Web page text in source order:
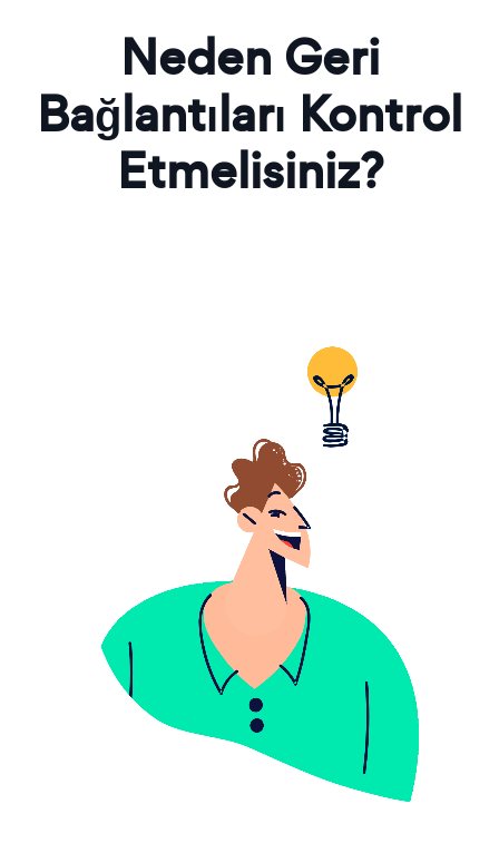
Neden Geri
Bağlantıları Kontrol
Etmelisiniz?